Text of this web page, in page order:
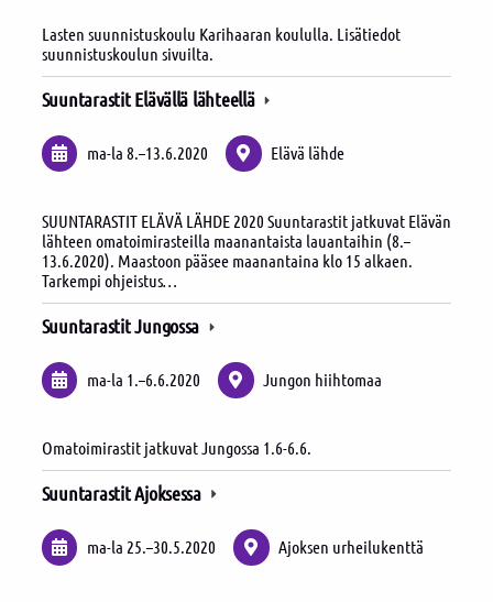
Lasten suunnistuskoulu Karihaaran koululla. Lisätiedot
suunnistuskoulun sivuilta.
Suuntarastit Elävällä lähteellä
ma-la 8.–13.6.2020 Elävä lähde
SUUNTARASTIT ELÄVÄ LÄHDE 2020 Suuntarastit jatkuvat Elävän
lähteen omatoimirasteilla maanantaista lauantaihin (8.–
13.6.2020). Maastoon pääsee maanantaina klo 15 alkaen.
Tarkempi ohjeistus…
Suuntarastit Jungossa
ma-la 1.–6.6.2020 Jungon hiihtomaa
Omatoimirastit jatkuvat Jungossa 1.6-6.6.
Suuntarastit Ajoksessa
ma-la 25.–30.5.2020 Ajoksen urheilukenttä